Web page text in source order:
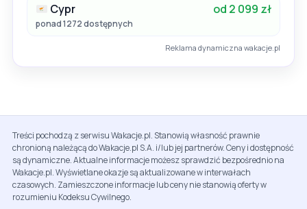
Cypr od 2 099 zł
ponad 1272 dostępnych
Reklama dynamiczna wakacje.pl
Treści pochodzą z serwisu Wakacje.pl. Stanowią własność prawnie
chronioną należącą do Wakacje.pl S.A. i/lub jej partnerów. Ceny i dostępność
są dynamiczne. Aktualne informacje możesz sprawdzić bezpośrednio na
Wakacje.pl. Wyświetlane okazje są aktualizowane w interwałach
czasowych. Zamieszczone informacje lub ceny nie stanowią oferty w
rozumieniu Kodeksu Cywilnego.